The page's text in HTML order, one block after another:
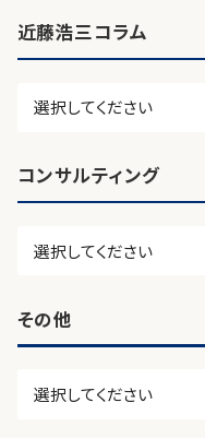
近藤浩三コラム
コンサルティング
その他